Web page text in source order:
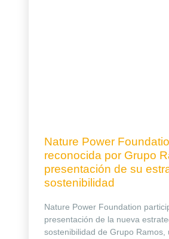
Nature Power
reconocida por Grupo
presentación de su
sostenibilidad
Nature Power Foundation
presentación de la nueva
sostenibilidad de Grupo Ramos,